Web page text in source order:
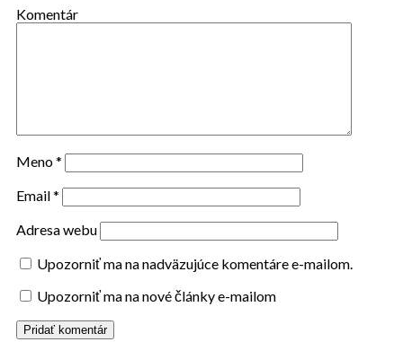
Komentár
Meno*
Email*
Adresa webu
Upozorniť ma na nadväzujúce komentáre e-mailom.
Upozorniť ma na nové články e-mailom